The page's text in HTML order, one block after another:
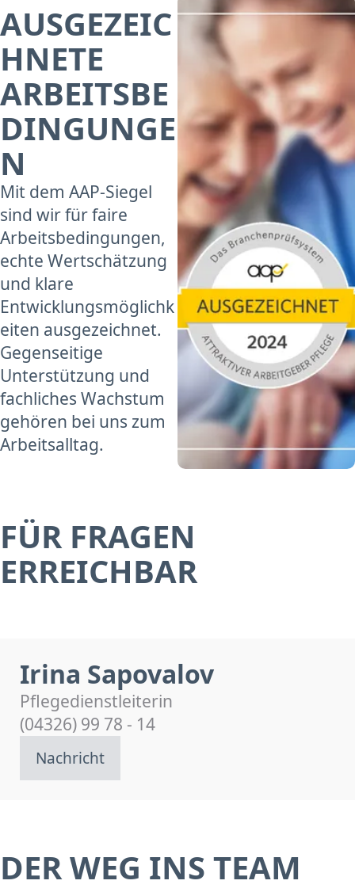
AUSGEZEIC
HNETE
ARBEITSBE
DINGUNGE
N
Mit dem AAP-Siegel
sind wir für faire
Arbeitsbedingungen,
echte Wertschätzung
und klare
Entwicklungsmöglichk
eiten ausgezeichnet.
Gegenseitige
Unterstützung und
fachliches Wachstum
gehören bei uns zum
Arbeitsalltag.
FÜR FRAGEN
ERREICHBAR
Irina Sapovalov
Pflegedienstleiterin
(04326) 99 78 - 14
Nachricht
DER WEG INS TEAM